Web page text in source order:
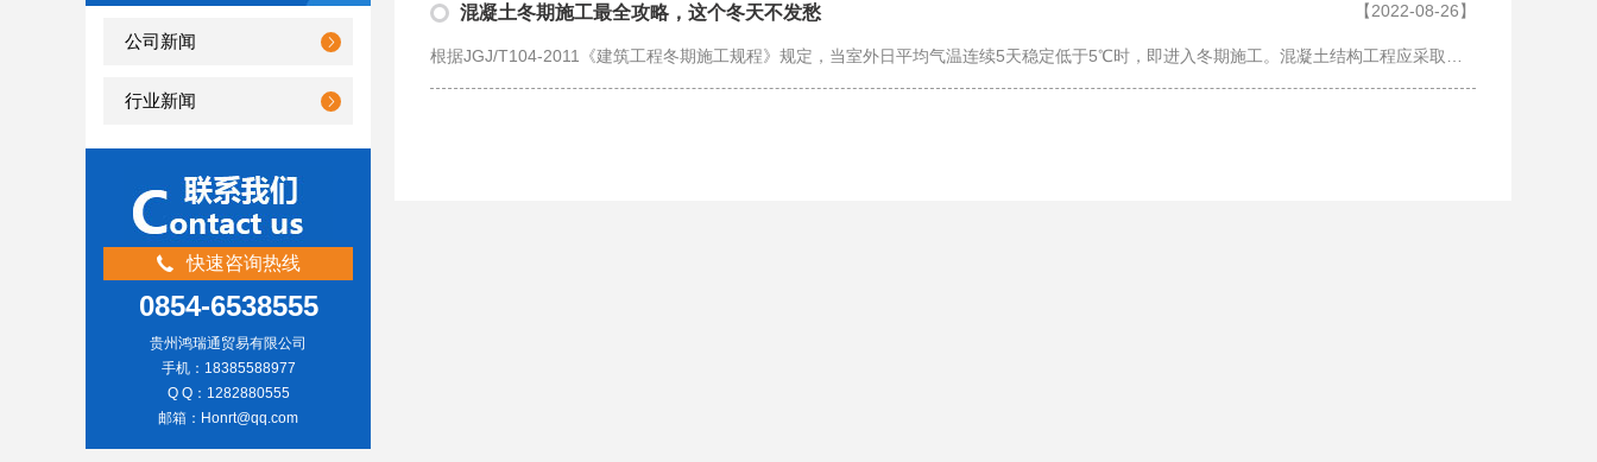
公司新闻
行业新闻
快速咨询热线
0854-6538555
贵州鸿瑞通贸易有限公司
手机：18385588977
Q Q：1282880555
邮箱：Honrt@qq.com
混凝土冬期施工最全攻略，这个冬天不发愁 【2022-08-26】